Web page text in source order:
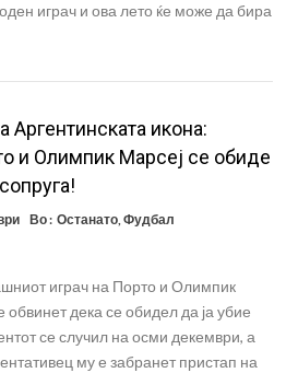
играч и ова лето ќе може да бира
икона:
и Олимпик Марсеј се обиде
Во : Останато,Фудбал
играч на Порто и Олимпик
обвинет дека се обидел да ја убие
се случил на осми декември, а
му е забранет пристап на